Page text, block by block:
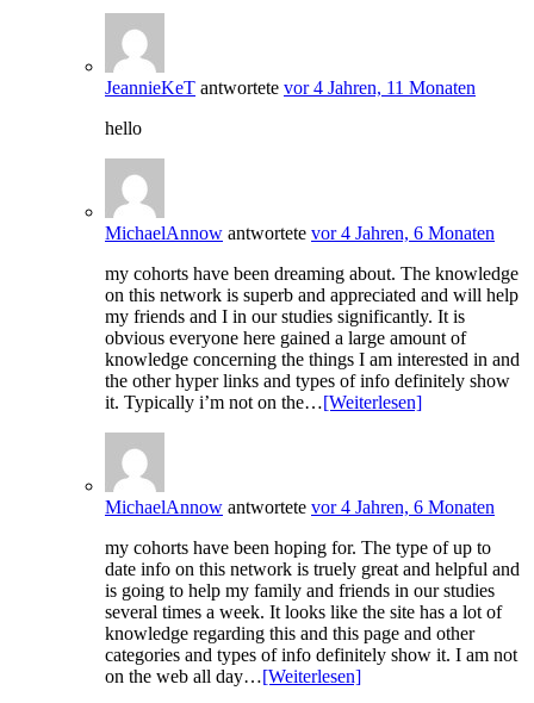
JeannieKeT antwortete vor 4 Jahren, 11 Monaten
hello
MichaelAnnow antwortete vor 4 Jahren, 6 Monaten
my cohorts have been dreaming about. The knowledge
on this network is superb and appreciated and will help
my friends and I in our studies significantly. It is
obvious everyone here gained a large amount of
knowledge concerning the things I am interested in and
the other hyper links and types of info definitely show
it. Typically i’m not on the…[Weiterlesen]
MichaelAnnow antwortete vor 4 Jahren, 6 Monaten
my cohorts have been hoping for. The type of up to
date info on this network is truely great and helpful and
is going to help my family and friends in our studies
several times a week. It looks like the site has a lot of
knowledge regarding this and this page and other
categories and types of info definitely show it. I am not
on the web all day…[Weiterlesen]